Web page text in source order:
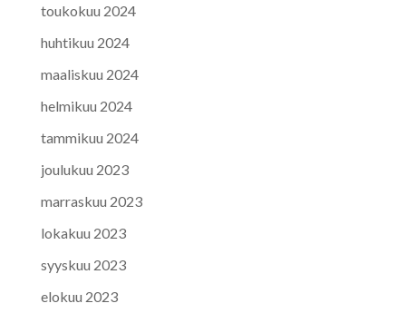
toukokuu 2024
huhtikuu 2024
maaliskuu 2024
helmikuu 2024
tammikuu 2024
joulukuu 2023
marraskuu 2023
lokakuu 2023
syyskuu 2023
elokuu 2023